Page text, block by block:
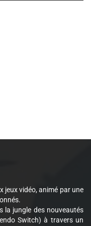
jeux vidéo, animé par une
la jungle des nouveautés
Switch) à travers un